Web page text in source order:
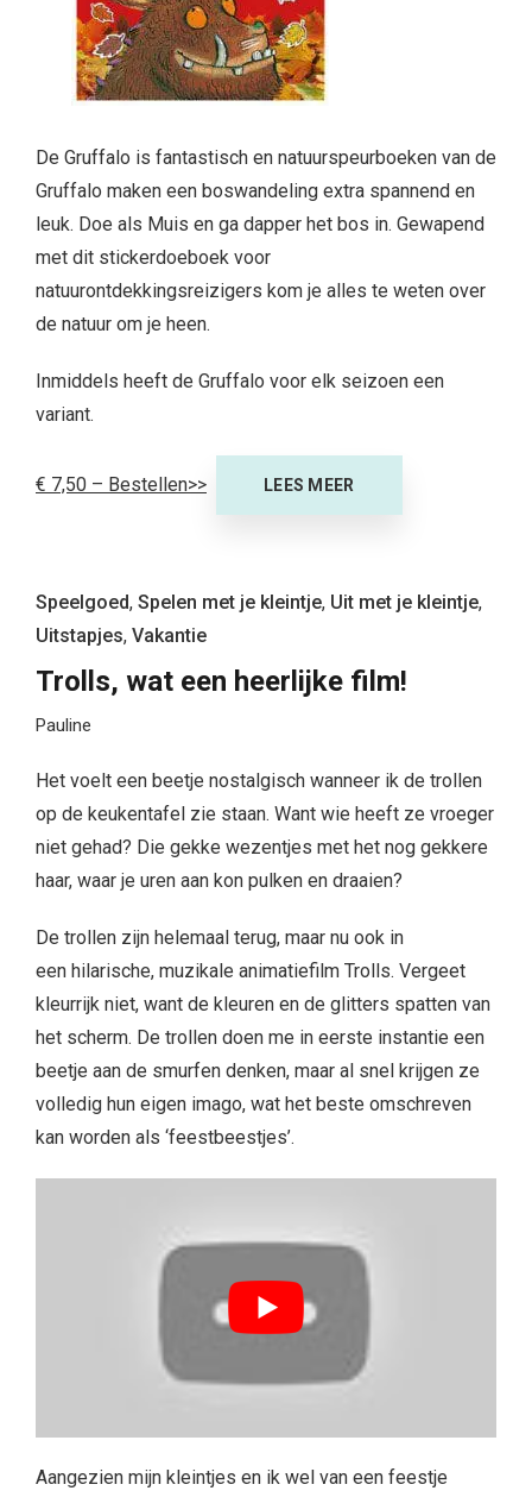
De Gruffalo is fantastisch en natuurspeurboeken van de
Gruffalo maken een boswandeling extra spannend en
leuk. Doe als Muis en ga dapper het bos in. Gewapend
met dit stickerdoeboek voor
natuurontdekkingsreizigers kom je alles te weten over
de natuur om je heen.
Inmiddels heeft de Gruffalo voor elk seizoen een
variant.
€ 7,50 – Bestellen>> LEES MEER
Speelgoed, Spelen met je kleintje, Uit met je kleintje,
Uitstapjes, Vakantie
Trolls, wat een heerlijke film!
Pauline
Het voelt een beetje nostalgisch wanneer ik de trollen
op de keukentafel zie staan. Want wie heeft ze vroeger
niet gehad? Die gekke wezentjes met het nog gekkere
haar, waar je uren aan kon pulken en draaien?
De trollen zijn helemaal terug, maar nu ook in
een hilarische, muzikale animatiefilm Trolls. Vergeet
kleurrijk niet, want de kleuren en de glitters spatten van
het scherm. De trollen doen me in eerste instantie een
beetje aan de smurfen denken, maar al snel krijgen ze
volledig hun eigen imago, wat het beste omschreven
kan worden als ‘feestbeestjes’.
Aangezien mijn kleintjes en ik wel van een feestje